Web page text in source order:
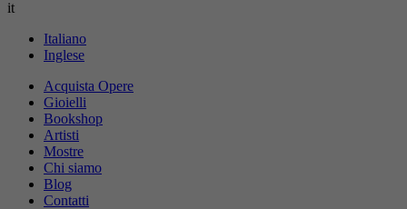
it
Italiano
Inglese
Acquista Opere
Gioielli
Bookshop
Artisti
Mostre
Chi siamo
Blog
Contatti